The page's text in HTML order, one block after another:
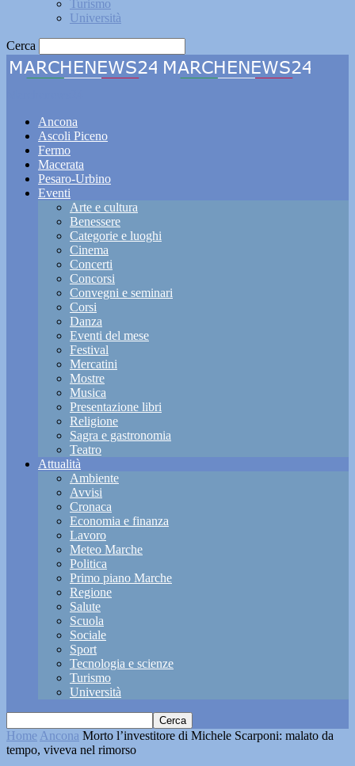
Turismo
Università
Cerca
Ancona
Ascoli Piceno
Fermo
Macerata
Pesaro-Urbino
Eventi
Arte e cultura
Benessere
Categorie e luoghi
Cinema
Concerti
Concorsi
Convegni e seminari
Corsi
Danza
Eventi del mese
Festival
Mercatini
Mostre
Musica
Presentazione libri
Religione
Sagra e gastronomia
Teatro
Attualità
Ambiente
Avvisi
Cronaca
Economia e finanza
Lavoro
Meteo Marche
Politica
Primo piano Marche
Regione
Salute
Scuola
Sociale
Sport
Tecnologia e scienze
Turismo
Università
Home Ancona Morto l’investitore di Michele Scarponi: malato da
tempo, viveva nel rimorso